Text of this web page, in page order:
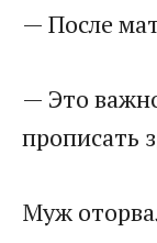
— После
— Это
прописать
Муж